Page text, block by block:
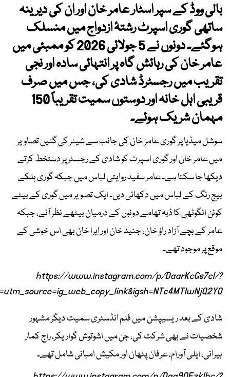
بالی ووڈ کے سپر اسٹار عامر خان اور ان کی دیرینہ
ساتھی گوری اسپرٹ رشتۂ ازدواج میں منسلک
ہوگئے۔ دونوں نے 5 جولائی 2026 کو ممبئی میں
عامر خان کی رہائش گاہ پر انتہائی سادہ اور نجی
تقریب میں رجسٹرڈ شادی کی، جس میں صرف
قریبی اہل خانہ اور دوستوں سمیت تقریباً 150
مہمان شریک ہوئے۔
سوشل میڈیا پر گوری عامر خان کی جانب سے شیئر کی گئیں تصاویر
میں عامر خان اور گوری اسپرٹ کو شادی کے رجسٹر پر دستخط کرتے
دیکھا جا سکتا ہے۔ عامر سفید روایتی لباس میں جبکہ گوری ہلکے
بیج رنگ کے لباس میں دکھائی دیں۔ ایک تصویر میں گوری کے بیٹے
کوئن انگوٹھی کا ڈبہ تھامے دونوں کے درمیان بیٹھے نظر آئے، جبکہ
عامر کے بچے آزاد راؤ خان، جنید خان اور ایرا خان بھی اس خوشی کے
موقع پر موجود تھے۔
https://www.instagram.com/p/DaarKcGs7cI/?
utm_source=ig_web_copy_link&igsh=NTc4MTIwNjQ2YQ==
شادی کے بعد ریسیپشن میں فلم انڈسٹری سمیت دیگر مشہور
شخصیات نے بھی شرکت کی، جن میں اشوتوش گواریکر، راج کمار
ہیرانی، ایلی آورام، عرفان پٹھان اور مکیش امبانی شامل تھے۔